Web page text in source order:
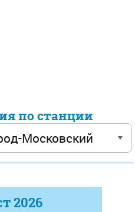
по станции
2026